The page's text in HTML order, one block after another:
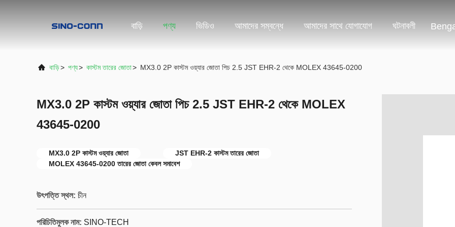
বাড়ি পণ্য ভিডিও আমাদের সম্বন্ধে আমাদের সাথে যোগাযোগ ঘটনাবলী
বাড়ি> পণ্য> কাস্টম তারের জোতা> MX3.0 2P কাস্টম ওয়্যার জোতা পিচ 2.5 JST EHR-2 থেকে MOLEX 43645-0200
MX3.0 2P কাস্টম ওয়্যার জোতা পিচ 2.5 JST EHR-2 থেকে MOLEX
43645-0200
MX3.0 2P কাস্টম ওয়্যার জোতা
JST EHR-2 কাস্টম তারের জোতা
MOLEX 43645-0200 তারের জোতা কেবল সমাবেশ
উৎপত্তি স্থল: চীন
পরিচিতিমুলক নাম: SINO-TECH